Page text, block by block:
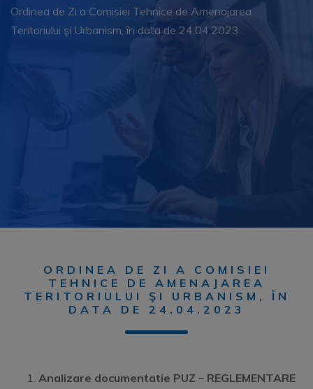
Ordinea de Zi a Comisiei Tehnice de Amenajarea
Teritoriului şi Urbanism, în data de 24.04.2023
ORDINEA DE ZI A COMISIEI
TEHNICE DE AMENAJAREA
TERITORIULUI ŞI URBANISM, ÎN
DATA DE 24.04.2023
Analizare documentatie PUZ – REGLEMENTARE